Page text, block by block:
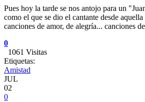
Pues hoy la tarde se nos antojo para un
como el que se dio el cantante desde
canciones de amor, de alegría... canciones
0
1061 Visitas
Etiquetas:
Amistad
JUL
02
0